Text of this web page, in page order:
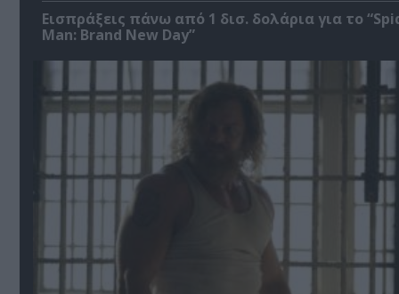
Εισπράξεις πάνω από 1 δισ. δολάρια για το
Man: Brand New Day”